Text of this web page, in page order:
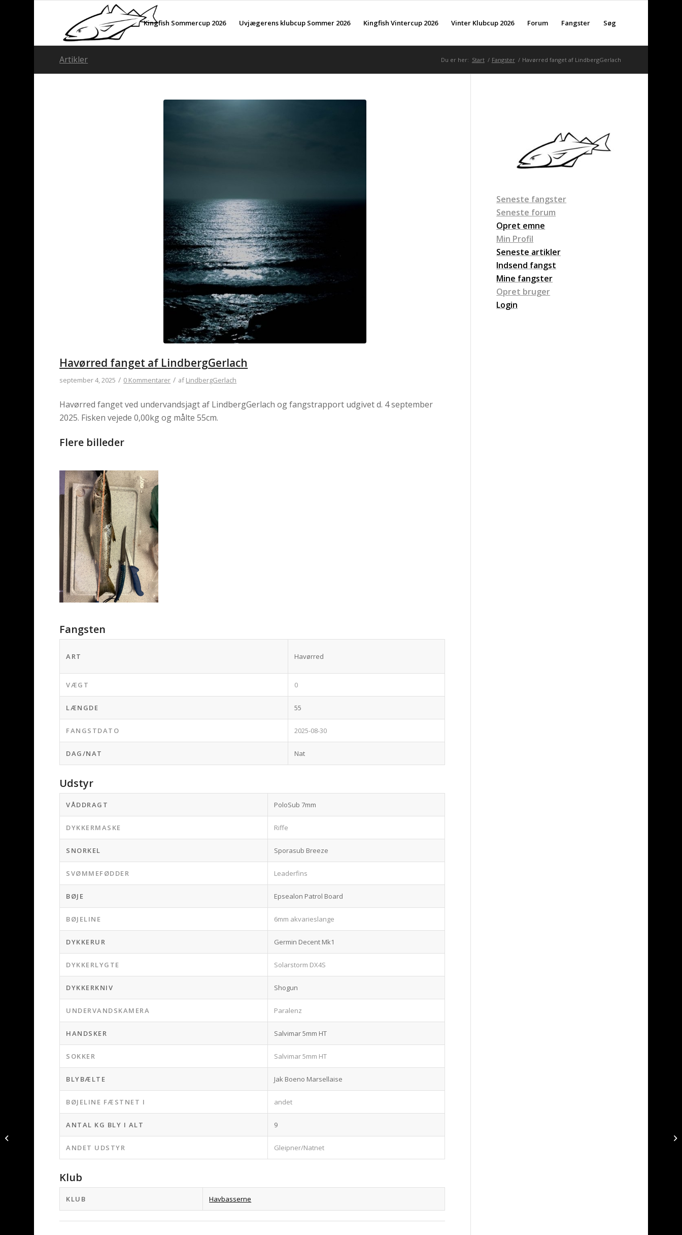
Kingfish Sommercup 2026 Uvjægerens klubcup Sommer 2026 Kingfish Vintercup 2026 Vinter Klubcup 2026 Forum Fangster Søg
Artikler Du er her: Start / Fangster / Havørred fanget af LindbergGerlach
Havørred fanget af LindbergGerlach
september 4, 2025 / 0 Kommentarer / afLindbergGerlach
Havørred fanget ved undervandsjagt af LindbergGerlach og fangstrapport udgivet d. 4 september
2025. Fisken vejede 0,00kg og målte 55cm.
Flere billeder
Fangsten
ART Havørred
VÆGT 0
LÆNGDE 55
FANGSTDATO 2025-08-30
DAG/NAT Nat
Udstyr
VÅDDRAGT PoloSub 7mm
DYKKERMASKE Riffe
SNORKEL Sporasub Breeze
SVØMMEFØDDER Leaderfins
BØJE Epsealon Patrol Board
BØJELINE 6mm akvarieslange
DYKKERUR Germin Decent Mk1
DYKKERLYGTE Solarstorm DX4S
DYKKERKNIV Shogun
UNDERVANDSKAMERA Paralenz
HANDSKER Salvimar 5mm HT
SOKKER Salvimar 5mm HT
BLYBÆLTE Jak Boeno Marsellaise
BØJELINE FÆSTNET I andet
ANTAL KG BLY I ALT 9
ANDET UDSTYR Gleipner/Natnet
Klub
KLUB Havbasserne
Seneste fangster
Seneste forum
Opret emne
Min Profil
Seneste artikler
Indsend fangst
Mine fangster
Opret bruger
Login
Kredsjagt – Rødspætte
fanget af Nicolaikjær